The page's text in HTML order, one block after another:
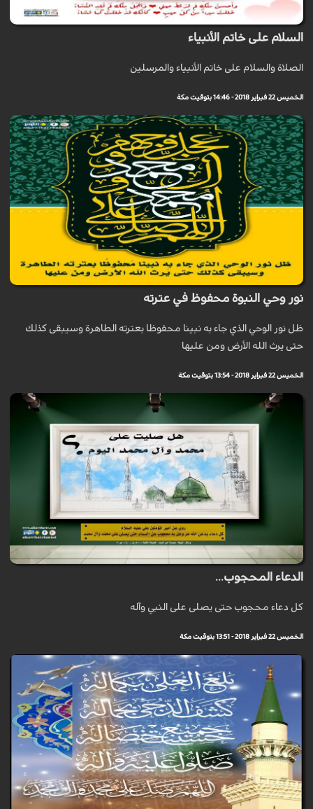
السلام على خاتم الأنبياء
الصلاة والسلام على خاتم الأنبياء والمرسلين
الخميس 22 فبراير 2018 - 14:46 بتوقيت مكة
نور وحي النبوة محفوظ في عترته
ظل نور الوحي الذي جاء به نبينا محفوظا بعترته الطاهرة وسيبقى كذلك
حتى يرث الله الأرض ومن عليها
الخميس 22 فبراير 2018 - 13:54 بتوقيت مكة
الدعاء المحجوب...
كل دعاء محجوب حتى يصلى على النبي وآله
الخميس 22 فبراير 2018 - 13:51 بتوقيت مكة